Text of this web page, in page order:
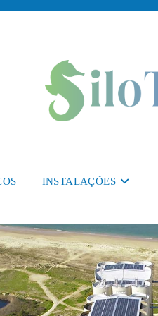
INSTALAÇÕES